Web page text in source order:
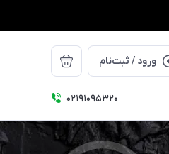
ورود / ثبت‌نام
۰۲۱91095320